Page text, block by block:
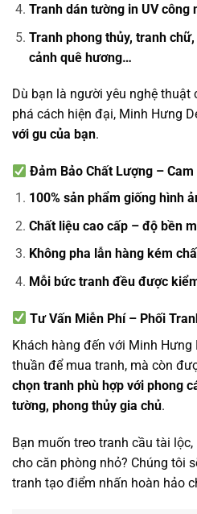
Tranh dán tường in UV công
Tranh phong thủy, tranh
cảnh quê hương…
Dù bạn là người yêu nghệ
phá cách hiện đại, Minh Hưng
với gu của bạn.
Đảm Bảo Chất Lượng –
100% sản phẩm giống hình
Chất liệu cao cấp – độ bền
Không pha lẫn hàng kém
Mỗi bức tranh đều được
Tư Vấn Miễn Phí – Phối
Khách hàng đến với Minh Hưng
thuần để mua tranh, mà còn
chọn tranh phù hợp với phong
tường, phong thủy gia chủ.
Bạn muốn treo tranh cầu tài
cho căn phòng nhỏ? Chúng tôi
tranh tạo điểm nhấn hoàn hảo